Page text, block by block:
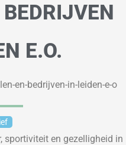
E.O.
en-bedrijven-in-leiden-e-o
sportiviteit en gezelligheid in